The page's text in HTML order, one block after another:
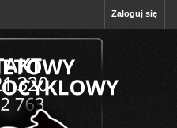
Zaloguj się